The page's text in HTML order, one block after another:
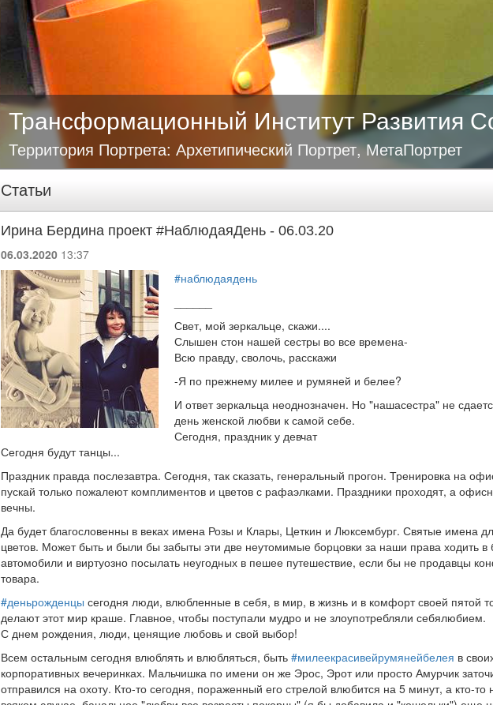
Трансформационный Институт Развития
Территория Портрета: Архетипический Портрет, МетаПортрет
Статьи
Ирина Бердина проект #НаблюдаяДень - 06.03.20
06.03.2020 13:37
#наблюдаядень
Свет, мой зеркальце, скажи....
Слышен стон нашей сестры во все времена-
Всю правду, сволочь, расскажи
-Я по прежнему милее и румяней и белее?
И ответ зеркальца неоднозначен. Но "нашасестра" не
день женской любви к самой себе.
Сегодня, праздник у девчат
Сегодня будут танцы...
Праздник правда послезавтра. Сегодня, так сказать, генеральный прогон. Тренировка на
пускай только пожалеют комплиментов и цветов с рафаэлками. Праздники проходят, а
вечны.
Да будет благословенны в веках имена Розы и Клары, Цеткин и Люксембург. Святые имена
цветов. Может быть и были бы забыты эти две неутомимые борцовки за наши права ходить в
автомобили и виртуозно посылать неугодных в пешее путешествие, если бы не продавцы
товара.
#деньрожденцы сегодня люди, влюбленные в себя, в мир, в жизнь и в комфорт своей пятой
делают этот мир краше. Главное, чтобы поступали мудро и не злоупотребляли себялюбием.
С днем рождения, люди, ценящие любовь и свой выбор!
Всем остальным сегодня влюблять и влюбляться, быть #милеекрасивейрумянейбелея в
корпоративных вечеринках. Мальчишка по имени он же Эрос, Эрот или просто Амурчик
отправился на охоту. Кто-то сегодня, пораженный его стрелой влюбится на 5 минут, а кто-